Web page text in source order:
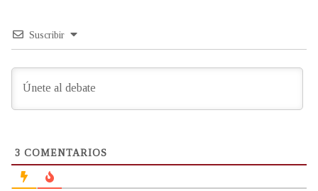
Suscribir
3 COMENTARIOS